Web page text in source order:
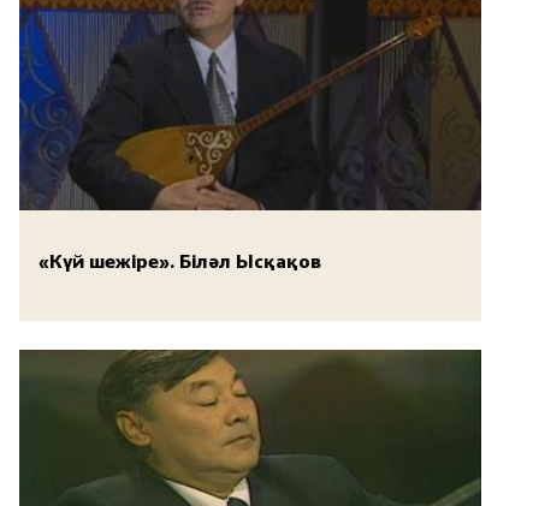
«Күй шежіре». Біләл Ысқақов